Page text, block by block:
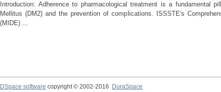
Introduction: Adherence to pharmacological treatment is a fundamental
Mellitus (DM2) and the prevention of complications. ISSSTE's
(MIDE) ...
DSpace software copyright © 2002-2016
DuraSpace